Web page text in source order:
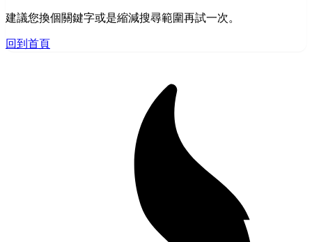
建議您換個關鍵字或是縮減搜尋範圍再試一次。
回到首頁